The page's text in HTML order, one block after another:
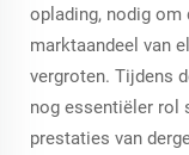
oplading, nodig om
marktaandeel van
vergroten. Tijdens
nog essentiëler rol
prestaties van